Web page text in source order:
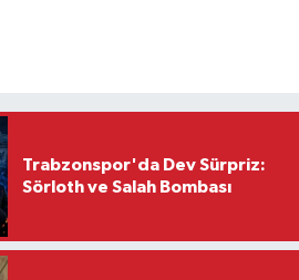
Trabzonspor'da Dev Sürpriz:
Sörloth ve Salah Bombası